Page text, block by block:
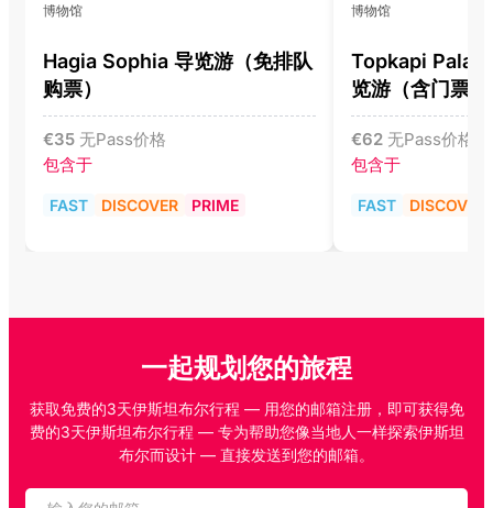
博物馆
Hagia Sophia 导览游（免排队
购票）
€35 无Pass价格
包含于
FAST DISCOVER PRIME
博物馆
Topkapi
览游（含门票）
€62 无Pass价格
包含于
FAST DISCOVER
一起规划您的旅程
获取免费的3天伊斯坦布尔行程 — 用您的邮箱注册，即可获得免
费的3天伊斯坦布尔行程 — 专为帮助您像当地人一样探索伊斯坦
布尔而设计 — 直接发送到您的邮箱。